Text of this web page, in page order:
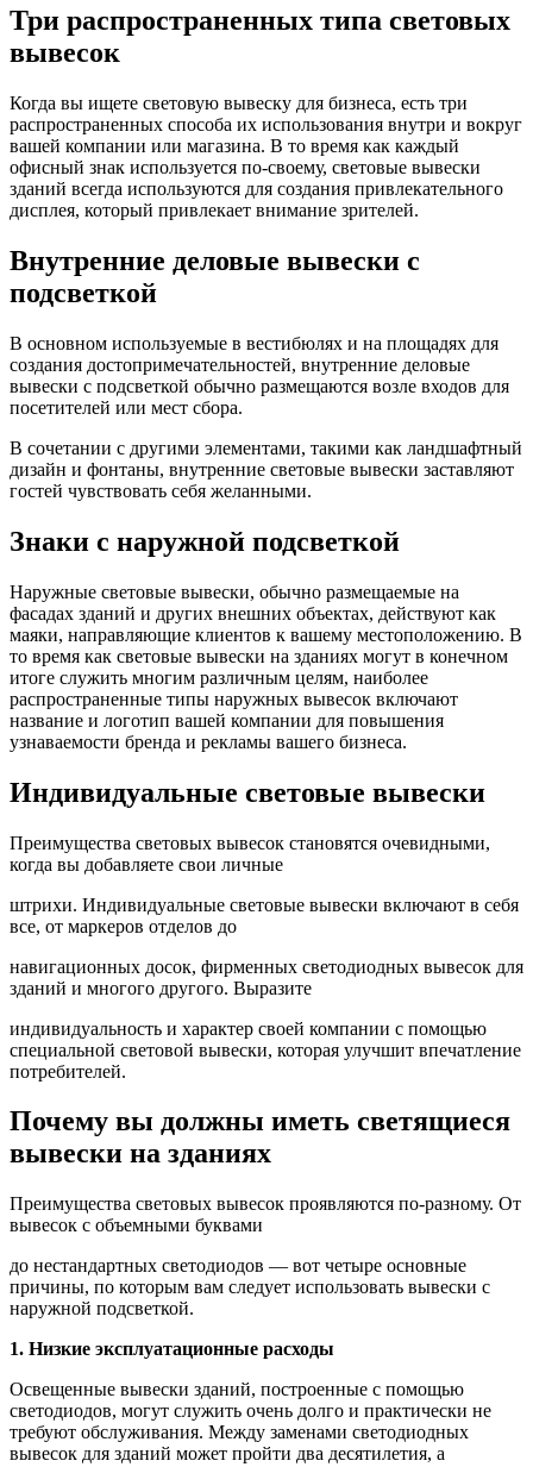
Три распространенных типа световых
вывесок
Когда вы ищете световую вывеску для бизнеса, есть три
распространенных способа их использования внутри и вокруг
вашей компании или магазина. В то время как каждый
офисный знак используется по-своему, световые вывески
зданий всегда используются для создания привлекательного
дисплея, который привлекает внимание зрителей.
Внутренние деловые вывески с
подсветкой
В основном используемые в вестибюлях и на площадях для
создания достопримечательностей, внутренние деловые
вывески с подсветкой обычно размещаются возле входов для
посетителей или мест сбора.
В сочетании с другими элементами, такими как ландшафтный
дизайн и фонтаны, внутренние световые вывески заставляют
гостей чувствовать себя желанными.
Знаки с наружной подсветкой
Наружные световые вывески, обычно размещаемые на
фасадах зданий и других внешних объектах, действуют как
маяки, направляющие клиентов к вашему местоположению. В
то время как световые вывески на зданиях могут в конечном
итоге служить многим различным целям, наиболее
распространенные типы наружных вывесок включают
название и логотип вашей компании для повышения
узнаваемости бренда и рекламы вашего бизнеса.
Индивидуальные световые вывески
Преимущества световых вывесок становятся очевидными,
когда вы добавляете свои личные
штрихи. Индивидуальные световые вывески включают в себя
все, от маркеров отделов до
навигационных досок, фирменных светодиодных вывесок для
зданий и многого другого. Выразите
индивидуальность и характер своей компании с помощью
специальной световой вывески, которая улучшит впечатление
потребителей.
Почему вы должны иметь светящиеся
вывески на зданиях
Преимущества световых вывесок проявляются по-разному. От
вывесок с объемными буквами
до нестандартных светодиодов — вот четыре основные
причины, по которым вам следует использовать вывески с
наружной подсветкой.
1. Низкие эксплуатационные расходы
Освещенные вывески зданий, построенные с помощью
светодиодов, могут служить очень долго и практически не
требуют обслуживания. Между заменами светодиодных
вывесок для зданий может пройти два десятилетия, а